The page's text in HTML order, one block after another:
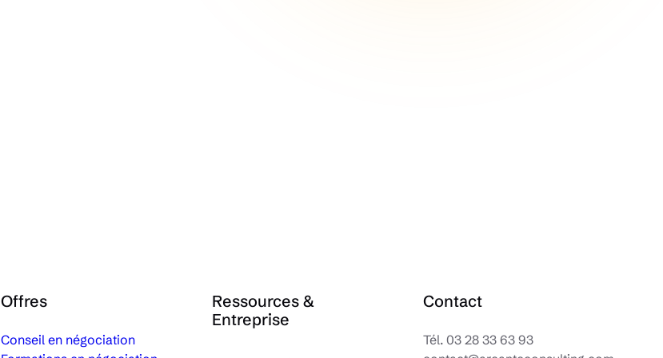
Offres
Conseil en négociation
Ressources &
Entreprise
Contact
Tél. 03 28 33 63 93